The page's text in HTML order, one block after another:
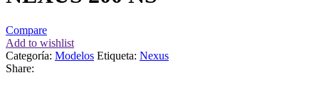
Compare
Add to wishlist
Categoría: Modelos Etiqueta: Nexus
Share: